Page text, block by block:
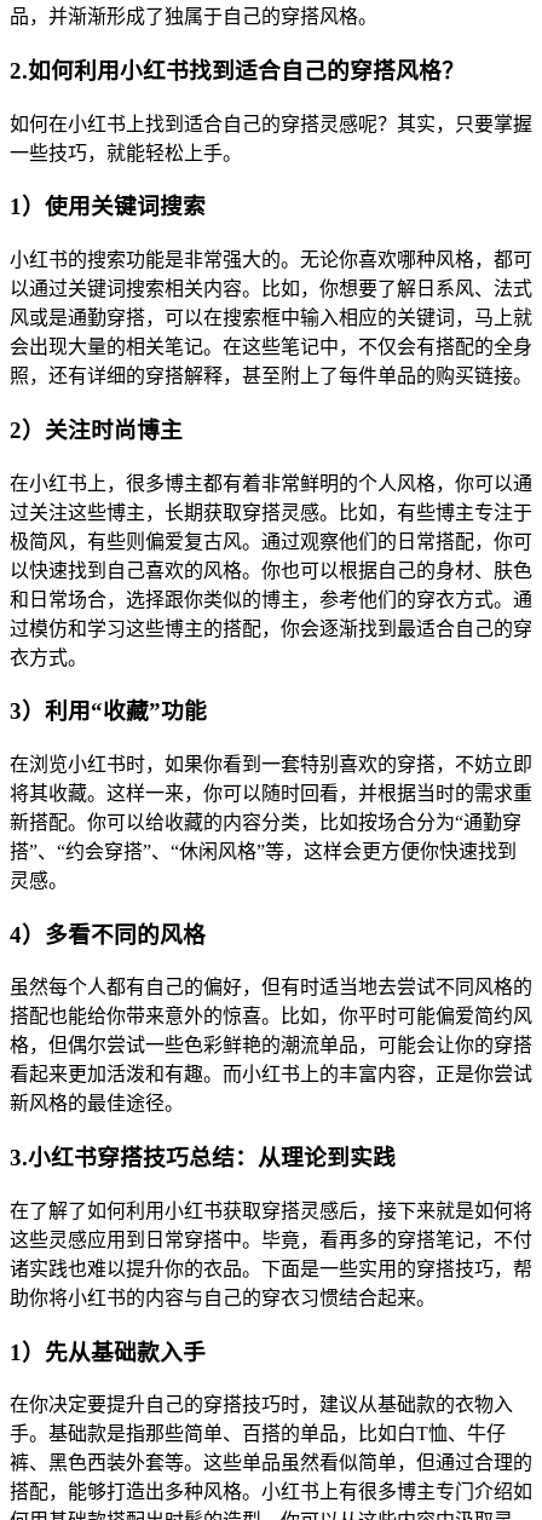
品，并渐渐形成了独属于自己的穿搭风格。
2.如何利用小红书找到适合自己的穿搭风格？
如何在小红书上找到适合自己的穿搭灵感呢？其实，只要掌握
一些技巧，就能轻松上手。
1）使用关键词搜索
小红书的搜索功能是非常强大的。无论你喜欢哪种风格，都可
以通过关键词搜索相关内容。比如，你想要了解日系风、法式
风或是通勤穿搭，可以在搜索框中输入相应的关键词，马上就
会出现大量的相关笔记。在这些笔记中，不仅会有搭配的全身
照，还有详细的穿搭解释，甚至附上了每件单品的购买链接。
2）关注时尚博主
在小红书上，很多博主都有着非常鲜明的个人风格，你可以通
过关注这些博主，长期获取穿搭灵感。比如，有些博主专注于
极简风，有些则偏爱复古风。通过观察他们的日常搭配，你可
以快速找到自己喜欢的风格。你也可以根据自己的身材、肤色
和日常场合，选择跟你类似的博主，参考他们的穿衣方式。通
过模仿和学习这些博主的搭配，你会逐渐找到最适合自己的穿
衣方式。
3）利用“收藏”功能
在浏览小红书时，如果你看到一套特别喜欢的穿搭，不妨立即
将其收藏。这样一来，你可以随时回看，并根据当时的需求重
新搭配。你可以给收藏的内容分类，比如按场合分为“通勤穿
搭”、“约会穿搭”、“休闲风格”等，这样会更方便你快速找到
灵感。
4）多看不同的风格
虽然每个人都有自己的偏好，但有时适当地去尝试不同风格的
搭配也能给你带来意外的惊喜。比如，你平时可能偏爱简约风
格，但偶尔尝试一些色彩鲜艳的潮流单品，可能会让你的穿搭
看起来更加活泼和有趣。而小红书上的丰富内容，正是你尝试
新风格的最佳途径。
3.小红书穿搭技巧总结：从理论到实践
在了解了如何利用小红书获取穿搭灵感后，接下来就是如何将
这些灵感应用到日常穿搭中。毕竟，看再多的穿搭笔记，不付
诸实践也难以提升你的衣品。下面是一些实用的穿搭技巧，帮
助你将小红书的内容与自己的穿衣习惯结合起来。
1）先从基础款入手
在你决定要提升自己的穿搭技巧时，建议从基础款的衣物入
手。基础款是指那些简单、百搭的单品，比如白T恤、牛仔
裤、黑色西装外套等。这些单品虽然看似简单，但通过合理的
搭配，能够打造出多种风格。小红书上有很多博主专门介绍如